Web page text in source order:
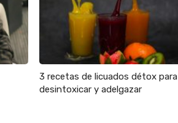
3 recetas de licuados détox para
desintoxicar y adelgazar